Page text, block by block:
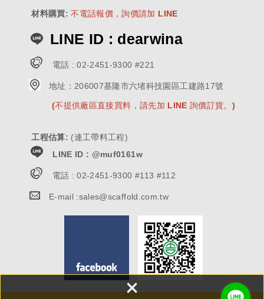
×
材料購買: 不電話報價，詢價請加 LINE
LINE ID : dearwina
電話 :02-2451-9300 #221
地址： 206007基隆市六堵科技園區工建路17號
(不提供廠區直接買料，請先加 LINE 詢價訂貨。)
工程估算: (連工帶料工程)
LINE ID : @muf0161w
電話 :02-2451-9300 #113 #112
E-mail :sales@scaffold.com.tw